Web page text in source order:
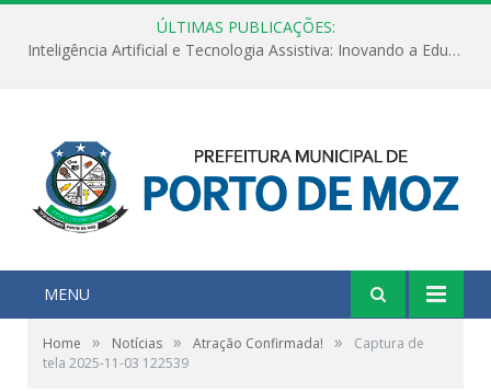
ÚLTIMAS PUBLICAÇÕES:
Inteligência Artificial e Tecnologia Assistiva: Inovando a Educação Especial e Inclusiva
MENU
Home » Notícias » Atração Confirmada! »
Captura de
tela 2025-11-03 122539